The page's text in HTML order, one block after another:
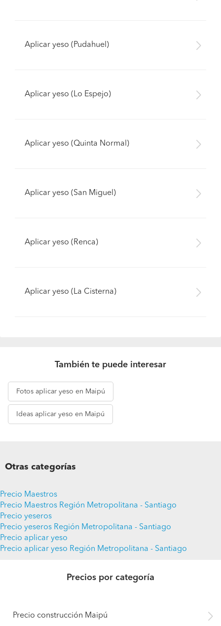
Aplicar yeso (Pudahuel)
Aplicar yeso (Lo Espejo)
Aplicar yeso (Quinta Normal)
Aplicar yeso (San Miguel)
Aplicar yeso (Renca)
Aplicar yeso (La Cisterna)
También te puede interesar
Fotos aplicar yeso en Maipú
Ideas aplicar yeso en Maipú
Otras categorías
Precio Maestros
Precio Maestros Región Metropolitana - Santiago
Precio yeseros
Precio yeseros Región Metropolitana - Santiago
Precio aplicar yeso
Precio aplicar yeso Región Metropolitana - Santiago
Precios por categoría
Precio construcción Maipú